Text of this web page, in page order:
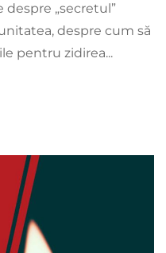
„secretul”
despre cum să
pentru zidirea...